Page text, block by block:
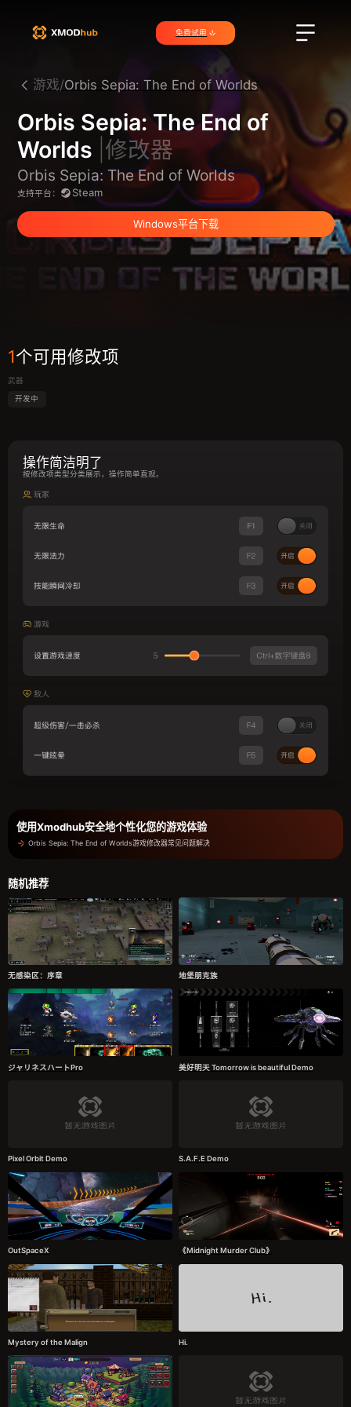
免费试用
游戏/Orbis Sepia: The End of Worlds
Orbis Sepia: The End of
Worlds |修改器
Orbis Sepia: The End of Worlds
支持平台： Steam
Windows平台下载
1个可用修改项
武器
开发中
操作简洁明了
按修改项类型分类展示，操作简单直观。
使用Xmodhub安全地个性化您的游戏体验
Orbis Sepia: The End of Worlds游戏修改器常见问题解决
随机推荐
无感染区：序章 地堡朋克族
ジャリネスハートPro 美好明天 Tomorrow is beautiful Demo
Pixel Orbit Demo S.A.F.E Demo
OutSpaceX 《Midnight Murder Club》
Mystery of the Malign Hi.